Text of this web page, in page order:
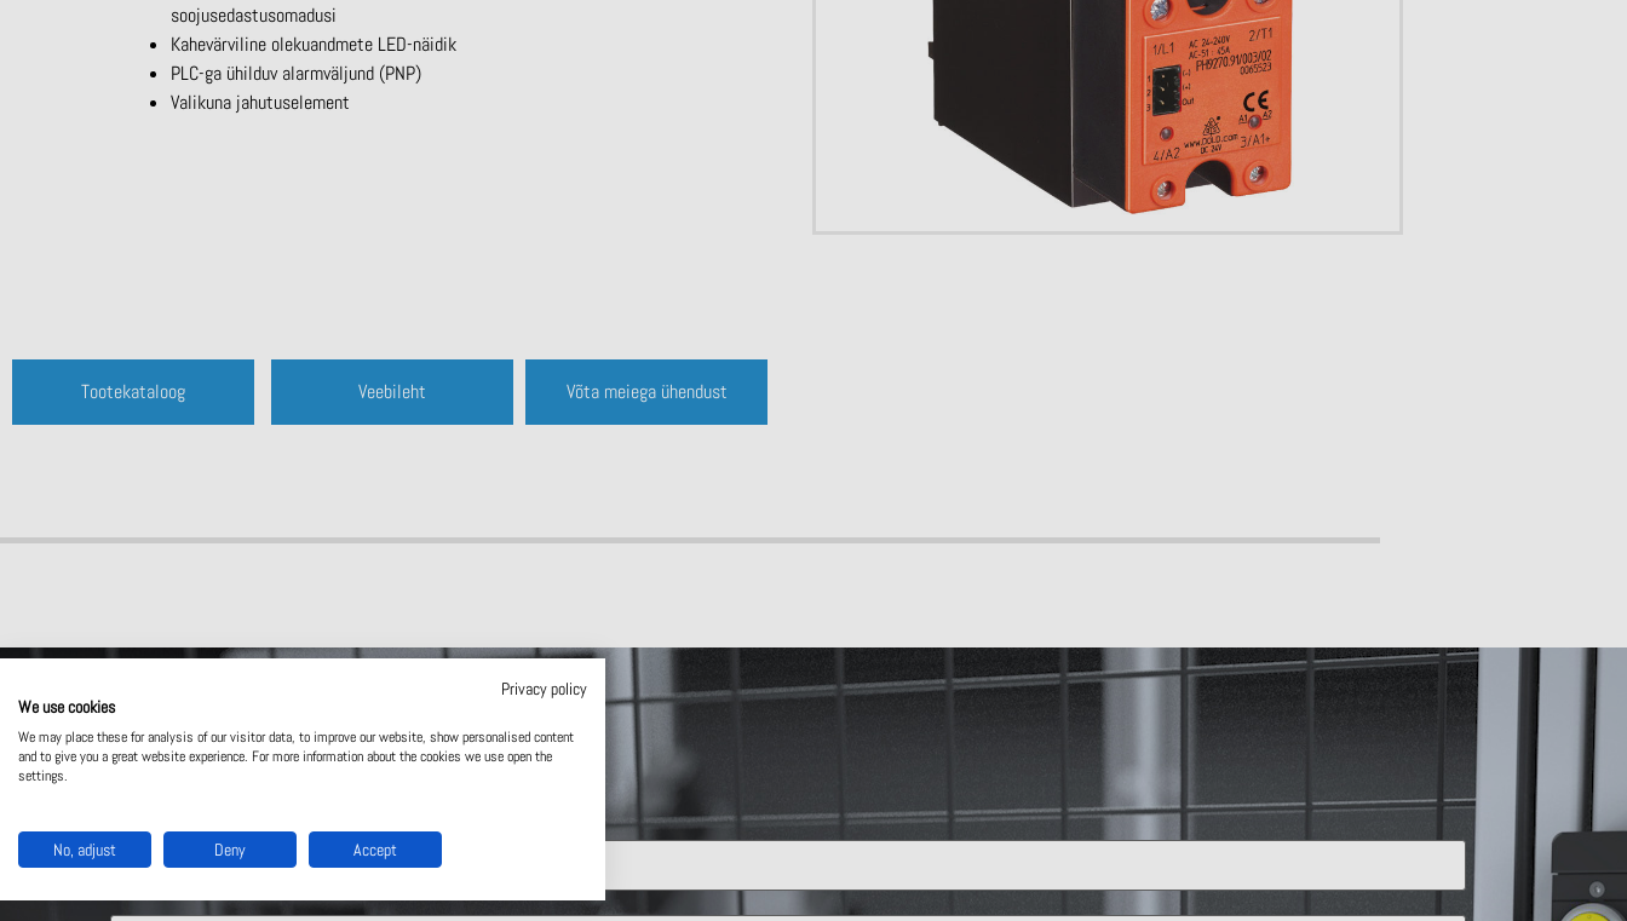
soojusedastusomadusi
Kahevärviline olekuandmete LED-näidik
PLC-ga ühilduv alarmväljund (PNP)
Valikuna jahutuselement
Tootekataloog Veebileht Võta meiega ühendust
Võta meiega ühendust
Privacy policy
We use cookies
We may place these for analysis of our visitor data, to improve our website, show personalised content
and to give you a great website experience. For more information about the cookies we use open the
settings.
No, adjust Deny Accept